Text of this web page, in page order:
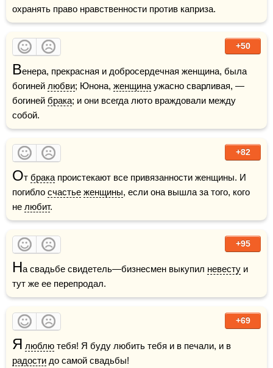
охранять право нравственности против каприза.
+50
Венера, прекрасная и добросердечная женщина, была
богиней любви; Юнона, женщина ужасно сварливая, —
богиней брака; и они всегда люто враждовали между
собой.
+82
От брака проистекают все привязанности женщины. И
погибло счастье женщины, если она вышла за того, кого
не любит.
+95
На свадьбе свидетель—бизнесмен выкупил невесту и
тут же ее перепродал.
+69
Я люблю
радости до самой свадьбы!